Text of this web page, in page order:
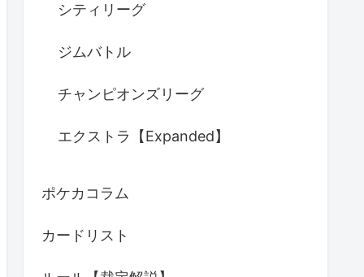
シティリーグ
ジムバトル
チャンピオンズリーグ
エクストラ【Expanded】
ポケカコラム
カードリスト